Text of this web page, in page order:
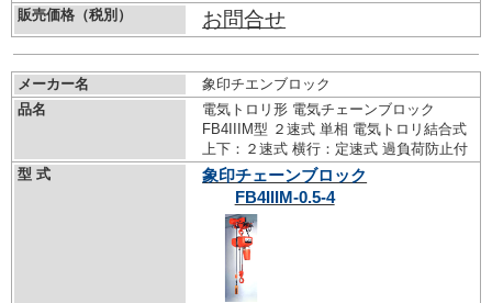
販売価格（税別）
お問合せ
メーカー名
象印チエンブロック
品名
電気トロリ形 電気チェーンブロック
FB4IIIM型 ２速式 単相 電気トロリ結合式
上下：２速式 横行：定速式 過負荷防止付
型 式
象印チェーンブロック
FB4IIIM-0.5-4